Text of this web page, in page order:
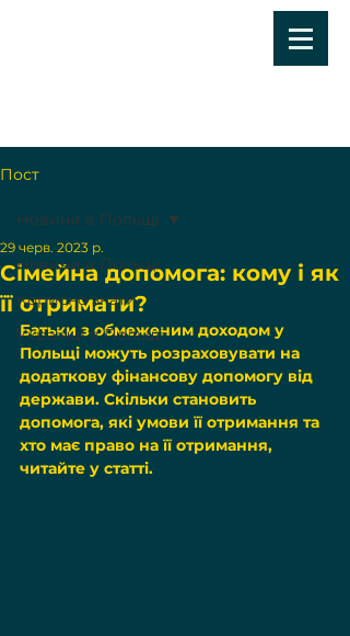
Пост
Новини в Польщі
Корисно знати
Українці в Польщі
Новини в Польщі
Сімейна допомога: кому і як
її отримати?
29 черв. 2023 р.
Батьки з обмеженим доходом у
Польщі можуть розраховувати на
додаткову фінансову допомогу від
держави. Скільки становить
допомога, які умови її отримання та
хто має право на її отримання,
читайте у статті.